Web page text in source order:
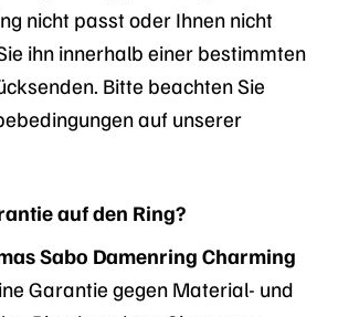
nicht passt oder Ihnen nicht
ihn innerhalb einer bestimmten
Bitte beachten Sie
auf unserer
auf den Ring?
Sabo Damenring Charming
Garantie gegen Material- und